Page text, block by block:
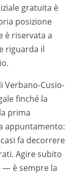
gratuita è
posizione
è riservata a
riguarda il
Verbano-Cusio-
finché la
prima
appuntamento:
fa decorrere
Agire subito
— è sempre la